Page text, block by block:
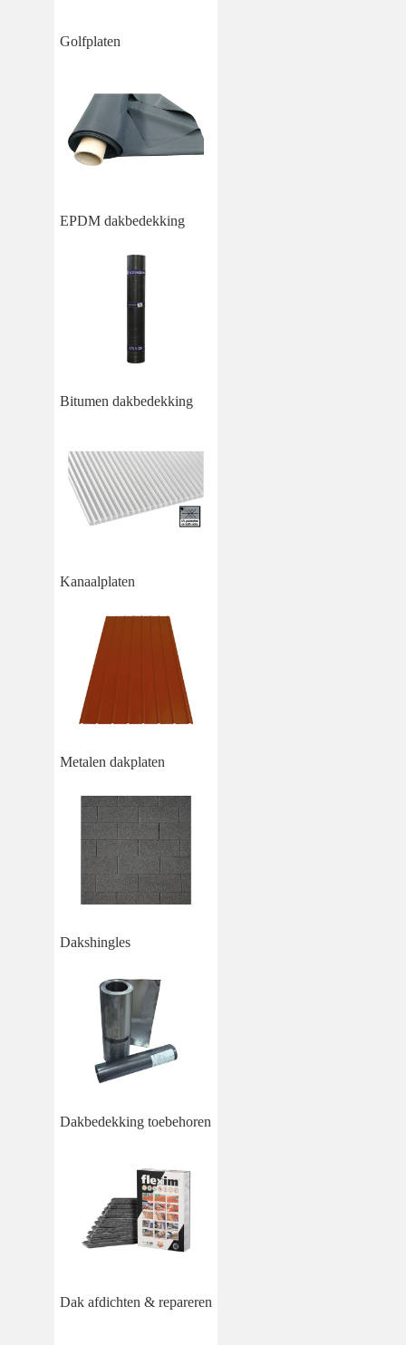
Golfplaten
EPDM dakbedekking
Bitumen dakbedekking
Kanaalplaten
Metalen dakplaten
Dakshingles
Dakbedekking toebehoren
Dak afdichten & repareren